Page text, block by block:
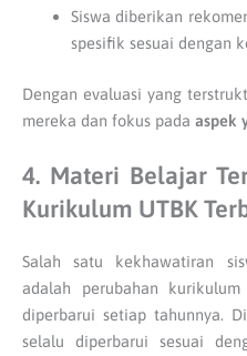
Siswa diberikan
spesifik sesuai dengan
Dengan evaluasi yang
mereka dan fokus pada aspek
4. Materi Belajar
Kurikulum UTBK
Salah satu kekhawatiran
adalah perubahan
diperbarui setiap tahunnya.
selalu diperbarui sesuai